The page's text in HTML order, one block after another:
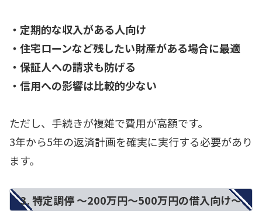
・定期的な収入がある人向け
・住宅ローンなど残したい財産がある場合に最適
・保証人への請求も防げる
・信用への影響は比較的少ない
ただし、手続きが複雑で費用が高額です。
3年から5年の返済計画を確実に実行する必要があり
ます。
3. 特定調停 ～200万円～500万円の借入向け～